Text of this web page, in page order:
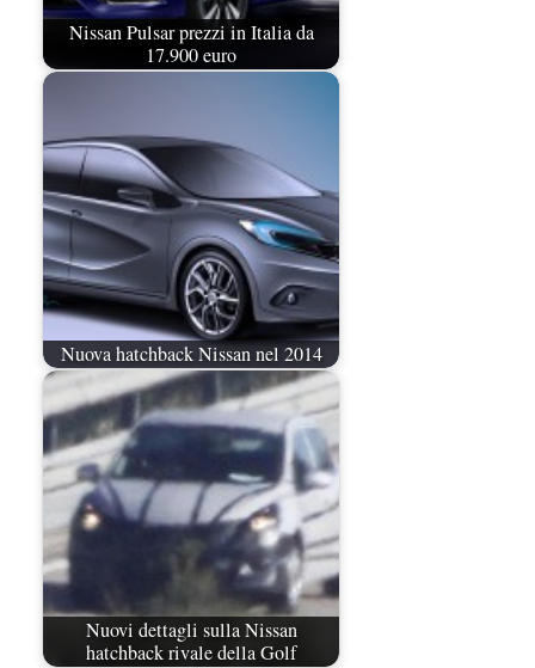
Nissan Pulsar prezzi in Italia da
17.900 euro
Nuova hatchback Nissan nel 2014
Nuovi dettagli sulla Nissan
hatchback rivale della Golf